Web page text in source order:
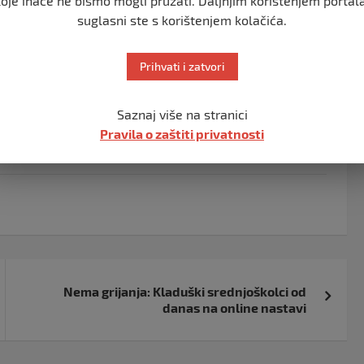
ukine ovakva BiH. Ako ovako mogu da nad
pitanje opstanka suvereniteta BiH –
Nema grijanja: Kladuški srednjoškolci od
danas na online nastavi
suglasni ste s korištenjem kolačića.
Prihvati i zatvori
Saznaj više na stranici
Pravila o zaštiti privatnosti